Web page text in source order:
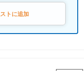
トに追加